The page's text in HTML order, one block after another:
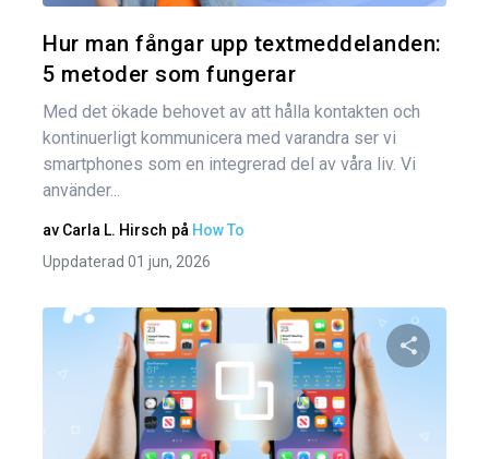
Hur man fångar upp textmeddelanden:
5 metoder som fungerar
Med det ökade behovet av att hålla kontakten och
kontinuerligt kommunicera med varandra ser vi
smartphones som en integrerad del av våra liv. Vi
använder...
av Carla L. Hirsch på How To
Uppdaterad 01 jun, 2026